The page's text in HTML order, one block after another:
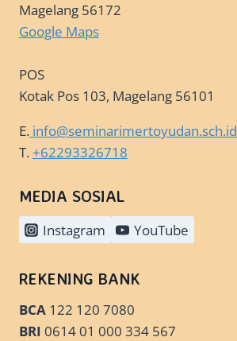
Magelang 56172
Google Maps
POS
Kotak Pos 103, Magelang 56101
E. info@seminarimertoyudan.sch.id
T.+62293326718
MEDIA SOSIAL
Instagram YouTube
REKENING BANK
BCA 122 120 7080
BRI 0614 01 000 334 567